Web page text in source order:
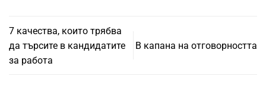
7 качества, които трябва
да търсите в кандидатите
за работа
В капана на отговорността